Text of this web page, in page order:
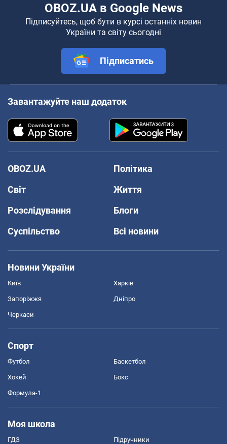
OBOZ.UA в Google News
Підписуйтесь, щоб бути в курсі останніх новин
України та світу сьогодні
Підписатись
Завантажуйте наш додаток
OBOZ.UA
Політика
Світ
Життя
Розслідування
Блоги
Суспільство
Всі новини
Новини України
Київ Харків
Запоріжжя Дніпро
Черкаси
Спорт
Футбол Баскетбол
Хокей Бокс
Формула-1
Моя школа
ГДЗ Підручники